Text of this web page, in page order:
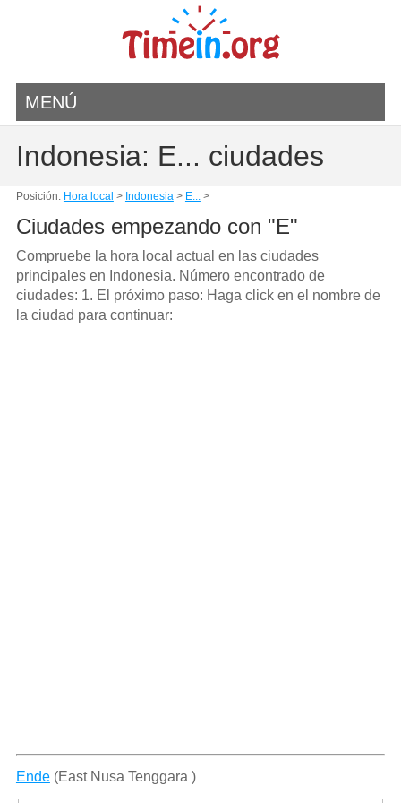
MENÚ
Indonesia: E... ciudades
Posición: Hora local > Indonesia> E...>
Ciudades empezando con "E"
Compruebe la hora local actual en las ciudades
principales en Indonesia. Número encontrado de
ciudades: 1. El próximo paso: Haga click en el nombre de
la ciudad para continuar:
Ende(East Nusa Tenggara )